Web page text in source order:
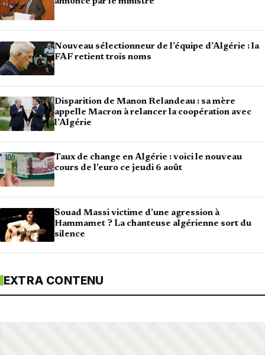
Nouveau sélectionneur de l’équipe d’Algérie : la
FAF retient trois noms
Disparition de Manon Relandeau : sa mère
appelle Macron à relancer la coopération avec
l’Algérie
Taux de change en Algérie : voici le nouveau
cours de l’euro ce jeudi 6 août
Souad Massi victime d’une agression à
Hammamet ? La chanteuse algérienne sort du
silence
EXTRA CONTENU